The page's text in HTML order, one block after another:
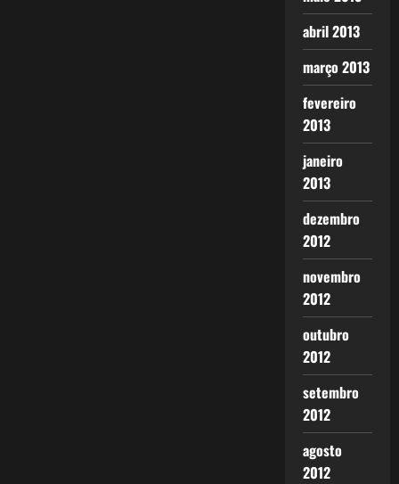
abril 2013
março 2013
fevereiro
2013
janeiro
2013
dezembro
2012
novembro
2012
outubro
2012
setembro
2012
agosto
2012